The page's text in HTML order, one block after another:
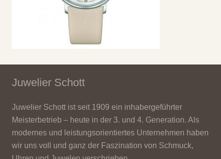
Juwelier Schott
Juwelier Schott ist seit 1909 ein inhabergeführter
Meisterbetrieb – heute in der 3. und 4. Generation. Als
modernes und leistungsorientiertes Unternehmen haben
wir uns voll und ganz der Faszination von Schmuck,